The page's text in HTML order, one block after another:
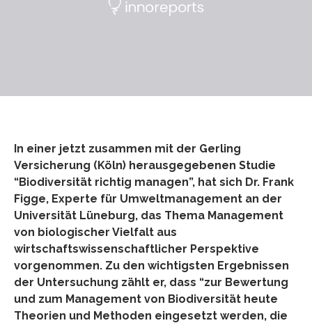
In einer jetzt zusammen mit der Gerling
Versicherung (Köln) herausgegebenen Studie
“Biodiversität richtig managen”, hat sich Dr. Frank
Figge, Experte für Umweltmanagement an der
Universität Lüneburg, das Thema Management
von biologischer Vielfalt aus
wirtschaftswissenschaftlicher Perspektive
vorgenommen. Zu den wichtigsten Ergebnissen
der Untersuchung zählt er, dass “zur Bewertung
und zum Management von Biodiversität heute
Theorien und Methoden eingesetzt werden, die